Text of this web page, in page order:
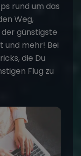
rund um das
Weg,
günstigste
und mehr! Bei
die Du
Flug zu